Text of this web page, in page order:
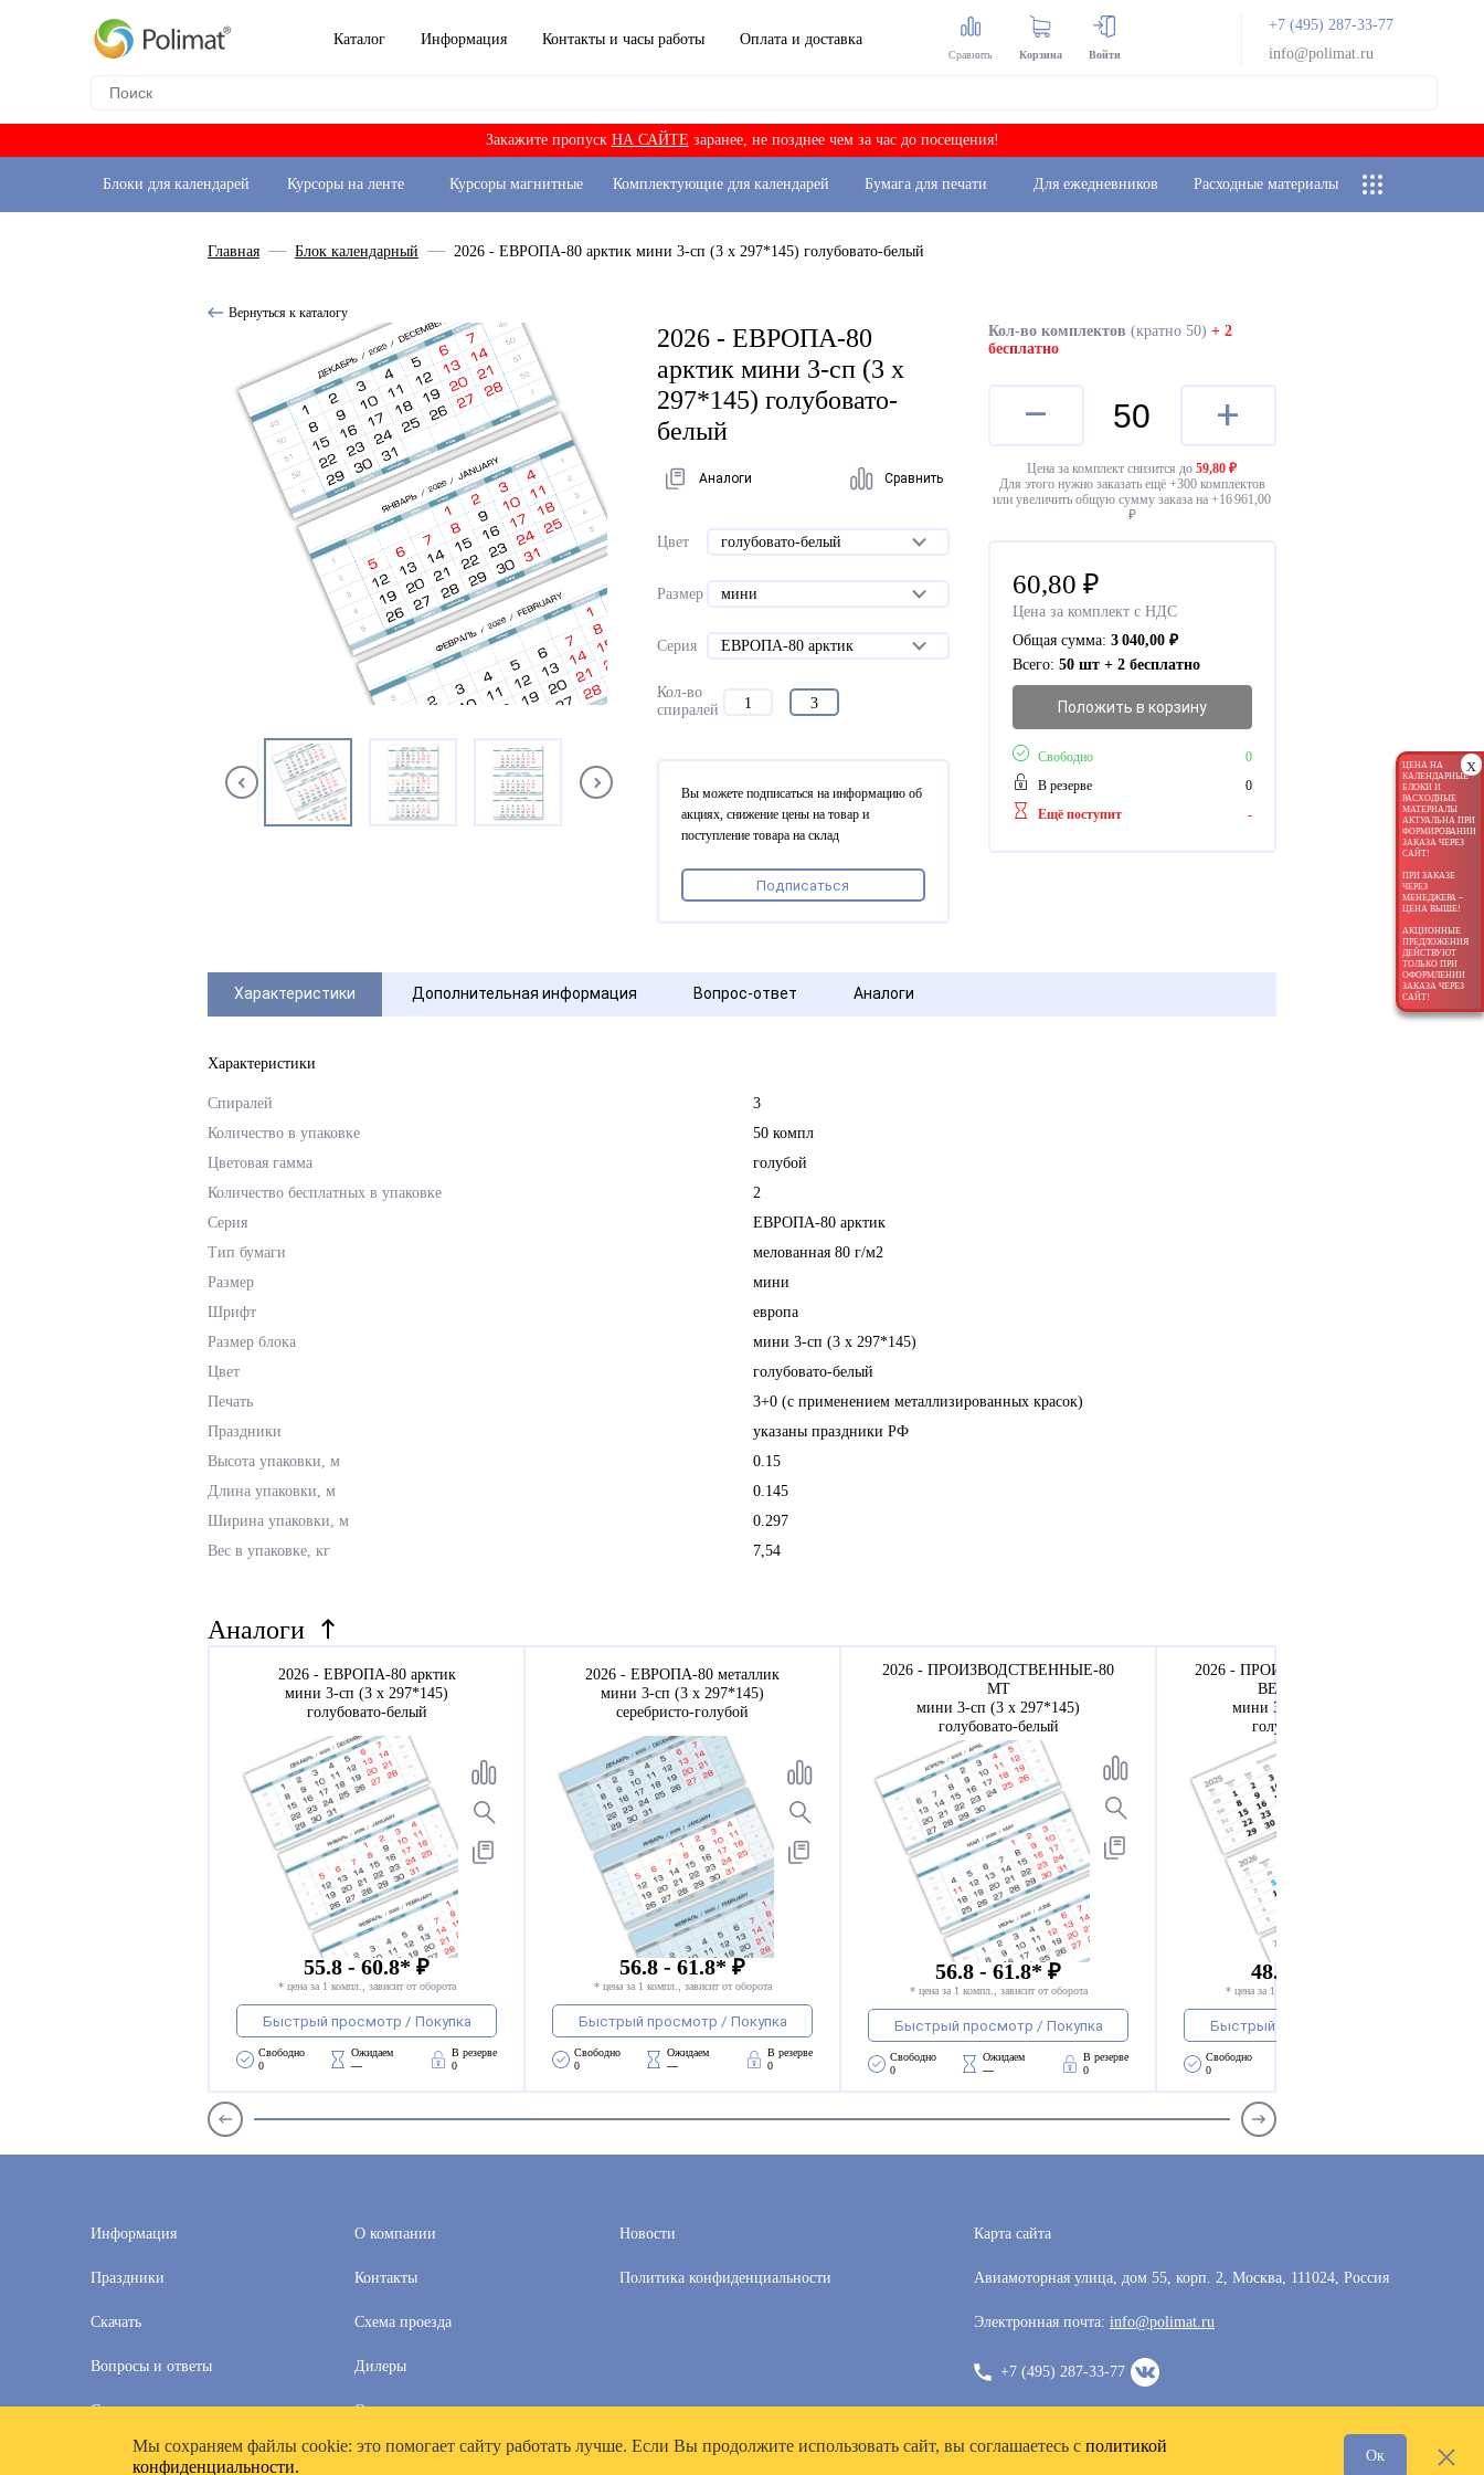
Каталог Информация Контакты и часы работы Оплата и доставка
Сравнить Корзина Войти
+7 (495) 287-33-77
info@polimat.ru
Закажите пропуск НА САЙТЕ заранее, не позднее чем за час до посещения!
Блоки для календарей Курсоры на ленте Курсоры магнитные Комплектующие для календарей Бумага для печати Для ежедневников Расходные материалы
x
ЦЕНА НА
КАЛЕНДАРНЫЕ
БЛОКИ И
РАСХОДНЫЕ
МАТЕРИАЛЫ
АКТУАЛЬНА ПРИ
ФОРМИРОВАНИИ
ЗАКАЗА ЧЕРЕЗ
САЙТ!
ПРИ ЗАКАЗЕ
ЧЕРЕЗ
МЕНЕДЖЕРА –
ЦЕНА ВЫШЕ!
АКЦИОННЫЕ
ПРЕДЛОЖЕНИЯ
ДЕЙСТВУЮТ
ТОЛЬКО ПРИ
ОФОРМЛЕНИИ
ЗАКАЗА ЧЕРЕЗ
САЙТ!
Главная Блок календарный 2026 - ЕВРОПА-80 арктик мини 3-сп (3 х 297*145) голубовато-белый
Вернуться к каталогу
2026 - ЕВРОПА-80
арктик мини 3-сп (3 х
297*145) голубовато-
белый
Аналоги Сравнить
Цвет голубовато-белый
Размер мини
Серия ЕВРОПА-80 арктик
Кол-во
спиралей
1 3
Кол-во комплектов (кратно 50) + 2
бесплатно
– +
Цена за комплект снизится до59,80 ₽
Для этого нужно заказать ещё +300комплектов
или увеличить общую сумму заказа на +16 961,00
₽
60,80 ₽
Цена за комплект с НДС
Общая сумма: 3 040,00₽
Всего: 50 шт + 2 бесплатно
Положить в корзину
Свободно
0
В резерве
0
Ещё поступит
-
Вы можете подписаться на информацию об
акциях, снижение цены на товар и
поступление товара на склад
Подписаться
Характеристики Дополнительная информация Вопрос-ответ Аналоги
Характеристики
Спиралей
3
Количество в упаковке
50 компл
Цветовая гамма
голубой
Количество бесплатных в упаковке
2
Серия
ЕВРОПА-80 арктик
Тип бумаги
мелованная 80 г/м2
Размер
мини
Шрифт
европа
Размер блока
мини 3-сп (3 х 297*145)
Цвет
голубовато-белый
Печать
3+0 (с применением металлизированных красок)
Праздники
указаны праздники РФ
Высота упаковки, м
0.15
Длина упаковки, м
0.145
Ширина упаковки, м
0.297
Вес в упаковке, кг
7,54
Аналоги
2026 - ЕВРОПА-80 арктик
мини 3-сп (3 х 297*145)
голубовато-белый
55.8 - 60.8* ₽
* цена за 1 компл., зависит от оборота
Быстрый просмотр / Покупка
Свободно
0
Ожидаем
—
В резерве
0
2026 - ЕВРОПА-80 металлик
мини 3-сп (3 х 297*145)
серебристо-голубой
56.8 - 61.8* ₽
* цена за 1 компл., зависит от оборота
Быстрый просмотр / Покупка
Свободно
0
Ожидаем
—
В резерве
0
2026 - ПРОИЗВОДСТВЕННЫЕ-80
МТ
мини 3-сп (3 х 297*145)
голубовато-белый
56.8 - 61.8* ₽
* цена за 1 компл., зависит от оборота
Быстрый просмотр / Покупка
Свободно
0
Ожидаем
—
В резерве
0
2026 - ПРОИЗВОДСТВЕННЫЕ МТ
ВЕРДАНА офсет
мини 3-сп (3 х 297*145)
голубые выходные
48.8 - 53.8* ₽
* цена за 1 компл., зависит от оборота
Быстрый просмотр / Покупка
Свободно
0
Информация
Праздники
Скачать
Вопросы и ответы
Скидки
О компании
Контакты
Схема проезда
Дилеры
Оплата и доставка
Новости
Политика конфиденциальности
Карта сайта
Авиамоторная улица, дом 55, корп. 2, Москва, 111024, Россия
Электронная почта: info@polimat.ru
+7 (495) 287-33-77
2020–2026 © Компания «Полимат»: ООО «Все для календарей», ИНН 7718300356
Мы cохраняем файлы cookie: это помогает сайту работать лучше. Если Вы продолжите использовать сайт, вы соглашаетесь с политикой
конфиденциальности.
Ок